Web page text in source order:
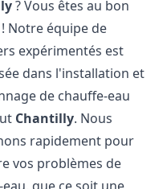
? Vous êtes au bon
Notre équipe de
expérimentés est
dans l'installation et
de chauffe-eau
Chantilly. Nous
rapidement pour
vos problèmes de